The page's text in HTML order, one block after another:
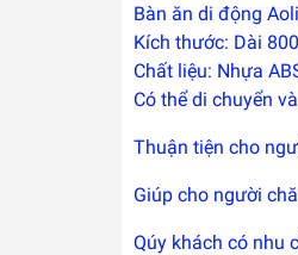
Bàn ăn di động
Kích thước: Dài
Chất liệu: Nhựa
Có thể di chuyển
Thuận tiện cho
Giúp cho người
Qúy khách có nhu